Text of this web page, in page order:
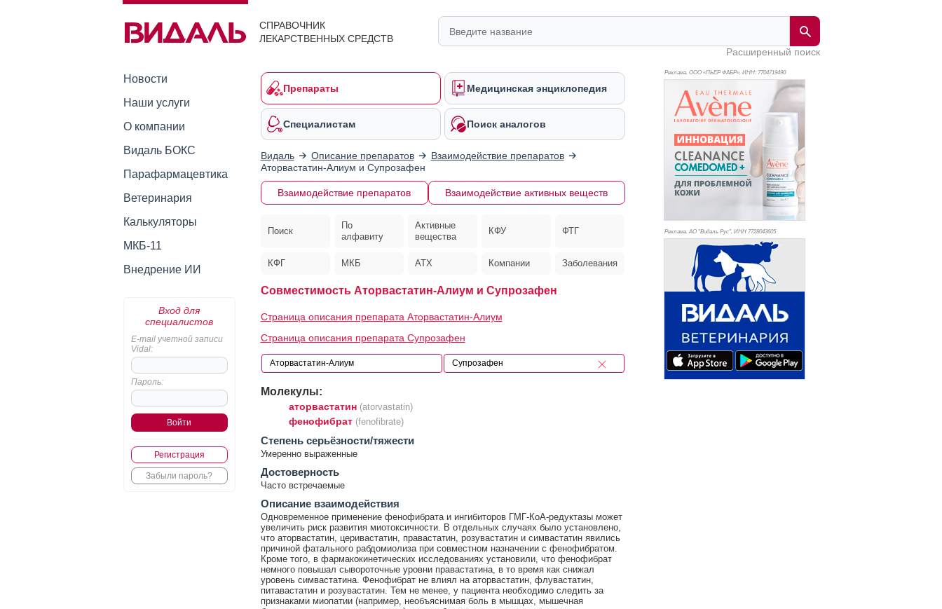
СПРАВОЧНИК
ЛЕКАРСТВЕННЫХ СРЕДСТВ
Расширенный поиск
Новости
Наши услуги
О компании
Видаль БОКС
Парафармацевтика
Ветеринария
Калькуляторы
МКБ-11
Внедрение ИИ
Вход для
специалистов
E-mail учетной записи
Vidal:
Пароль:
Регистрация
Забыли пароль?
Препараты Медицинская энциклопедия
Специалистам Поиск аналогов
Видаль Описание препаратов
Взаимодействие препаратов
Аторвастатин-Алиум и Супрозафен
Взаимодействие препаратов Взаимодействие активных веществ
Поиск
По
алфавиту
Активные
вещества
КФУ ФТГ
КФГ МКБ АТХ Компании Заболевания
Совместимость Аторвастатин-Алиум и Супрозафен
Страница описания препарата Аторвастатин-Алиум
Страница описания препарата Супрозафен
Молекулы:
аторвастатин (atorvastatin)
фенофибрат (fenofibrate)
Cтепень серьёзности/тяжести
Умеренно выраженные
Достоверность
Часто встречаемые
Описание взаимодействия
Одновременное применение фенофибрата и ингибиторов ГМГ-КоА-редуктазы может
увеличить риск развития миотоксичности. В отдельных случаях было установлено,
что аторвастатин, церивастатин, правастатин, розувастатин и симвастатин явились
причиной фатального рабдомиолиза при совместном назначении с фенофибратом.
Кроме того, в фармакокинетических исследованиях установили, что фенофибрат
немного повышал сывороточные уровни правастатина, в то время как снижал
уровень симвастатина. Фенофибрат не влиял на аторвастатин, флувастатин,
питавастатин и розувастатин. Тем не менее, у пациента необходимо следить за
признаками миопатии (например, необъяснимая боль в мышцах, мышечная
Реклама. ООО «ПЬЕР ФАБР», ИНН: 7704719490
Реклама. АО "Видаль Рус", ИНН 7728043605